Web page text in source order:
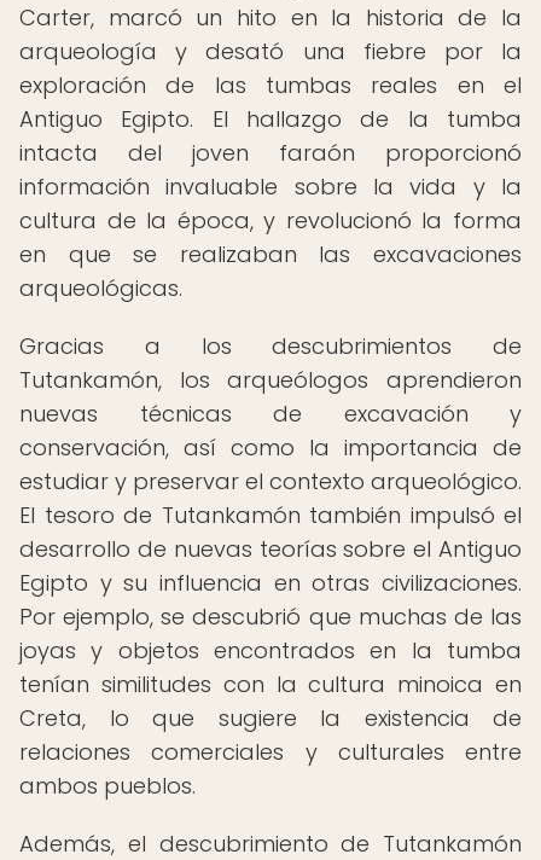
Carter, marcó un hito en la historia de la
arqueología y desató una fiebre por la
exploración de las tumbas reales en el
Antiguo Egipto. El hallazgo de la tumba
intacta del joven faraón proporcionó
información invaluable sobre la vida y la
cultura de la época, y revolucionó la forma
en que se realizaban las excavaciones
arqueológicas.
Gracias a los descubrimientos de
Tutankamón, los arqueólogos aprendieron
nuevas técnicas de excavación y
conservación, así como la importancia de
estudiar y preservar el contexto arqueológico.
El tesoro de Tutankamón también impulsó el
desarrollo de nuevas teorías sobre el Antiguo
Egipto y su influencia en otras civilizaciones.
Por ejemplo, se descubrió que muchas de las
joyas y objetos encontrados en la tumba
tenían similitudes con la cultura minoica en
Creta, lo que sugiere la existencia de
relaciones comerciales y culturales entre
ambos pueblos.
Además, el descubrimiento de Tutankamón